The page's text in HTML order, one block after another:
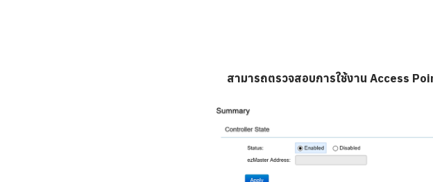
สามารถตรวจสอบการใช้งาน Access